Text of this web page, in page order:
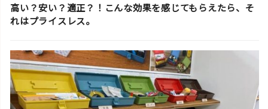
高い？安い？適正？！こんな効果を感じてもらえたら、そ
れはプライスレス。
スタッフ活動日誌